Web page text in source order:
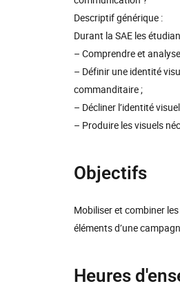
Descriptif générique :
Durant la SAE les
– Comprendre et
– Définir une identité
commanditaire ;
– Décliner l’identité
– Produire les visuels
Objectifs
Mobiliser et combiner
éléments d’une
Heures